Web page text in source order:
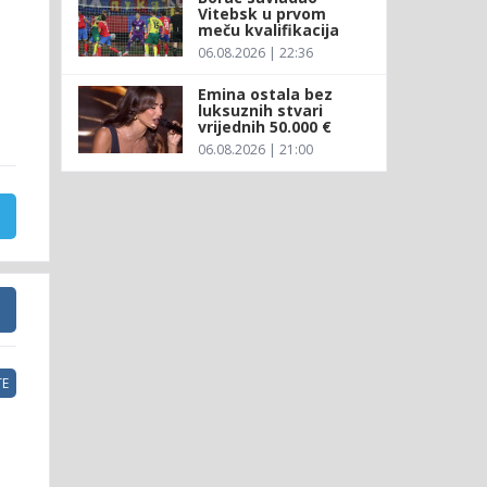
Vitebsk u prvom
meču kvalifikacija
06.08.2026 | 22:36
Emina ostala bez
luksuznih stvari
vrijednih 50.000 €
06.08.2026 | 21:00